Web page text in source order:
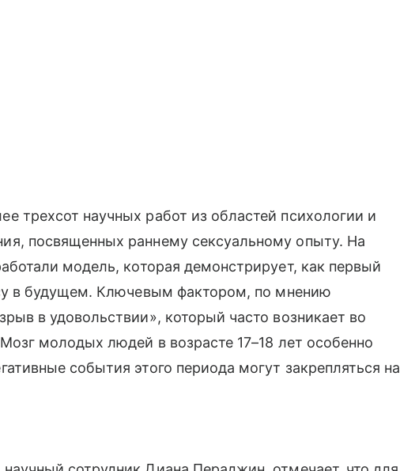
трехсот научных работ из областей психологии и
посвященных раннему сексуальному опыту. На
модель, которая демонстрирует, как первый
в будущем. Ключевым фактором, по мнению
в удовольствии», который часто возникает во
молодых людей в возрасте 17–18 лет особенно
события этого периода могут закрепляться на